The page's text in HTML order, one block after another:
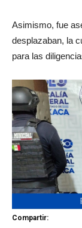
Asimismo, fue
desplazaban, la
para las
Compartir: